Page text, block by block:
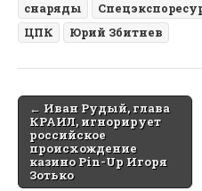
снаряды
ЦПК
Юрий Збитнев
Post
navigation
← Иван Рудый, глава
КРАИЛ, игнорирует
российское
происхождение
казино Pin-Up Игоря
Зотько